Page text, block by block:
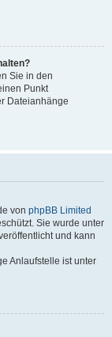
Sie in den
Punkt
Dateianhänge
von phpBB Limited
Sie wurde unter
und kann
Anlaufstelle ist unter